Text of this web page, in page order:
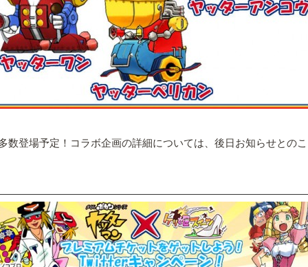
登場予定！コラボ企画の詳細については、後日お知らせとの